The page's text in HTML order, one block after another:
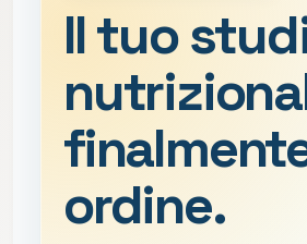
Il tuo
ordine.